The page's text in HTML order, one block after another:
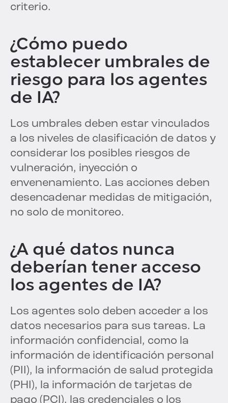
criterio.
¿Cómo puedo
establecer umbrales de
riesgo para los agentes
de IA?
Los umbrales deben estar vinculados
a los niveles de clasificación de datos y
considerar los posibles riesgos de
vulneración, inyección o
envenenamiento. Las acciones deben
desencadenar medidas de mitigación,
no solo de monitoreo.
¿A qué datos nunca
deberían tener acceso
los agentes de IA?
Los agentes solo deben acceder a los
datos necesarios para sus tareas. La
información confidencial, como la
información de identificación personal
(PII), la información de salud protegida
(PHI), la información de tarjetas de
pago (PCI), las credenciales o los